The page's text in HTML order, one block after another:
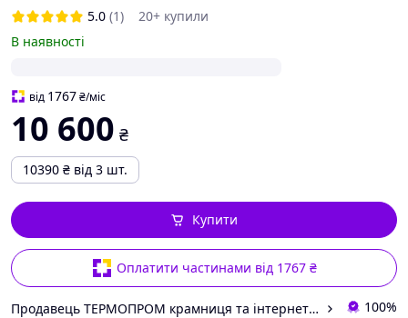
5.0 (1)
20+ купили
В наявності
від 1767₴/міс
10 600 ₴
10390 ₴ від 3 шт.
Оплатити частинами від 1767 ₴
Купити
Продавець TEPMOПРОМ крамниця та інтернет продажі 100%